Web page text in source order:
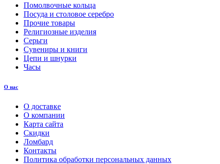
Помолвочные кольца
Посуда и столовое серебро
Прочие товары
Религиозные изделия
Серьги
Сувениры и книги
Цепи и шнурки
Часы
О нас
О доставке
О компании
Карта сайта
Скидки
Ломбард
Контакты
Политика обработки персональных данных